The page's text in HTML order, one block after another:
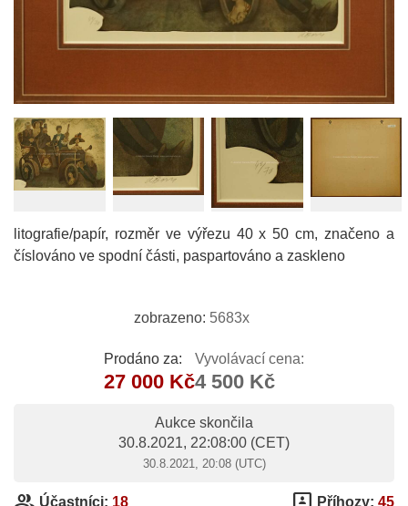
litografie/papír, rozměr ve výřezu 40 x 50 cm, značeno a
číslováno ve spodní části, paspartováno a zaskleno
zobrazeno: 5683x
Prodáno za:
27 000 Kč
Vyvolávací cena:
4 500 Kč
Aukce skončila
30.8.2021, 22:08:00 (CET)
30.8.2021, 20:08 (UTC)
Účastníci: 18 Příhozy: 45